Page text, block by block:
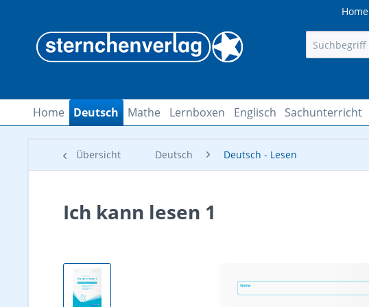
Home Deutsch Mathe Lernboxen Englisch Sachunterricht
Übersicht Deutsch Deutsch - Lesen
Ich kann lesen 1